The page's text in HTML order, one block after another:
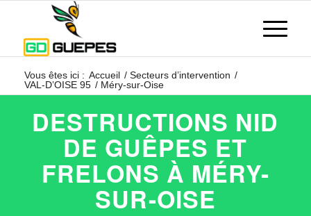
Vous êtes ici : Accueil / Secteurs d’intervention /
VAL-D’OISE 95 / Méry-sur-Oise
DESTRUCTIONS NID
DE GUÊPES ET
FRELONS À MÉRY-
SUR-OISE